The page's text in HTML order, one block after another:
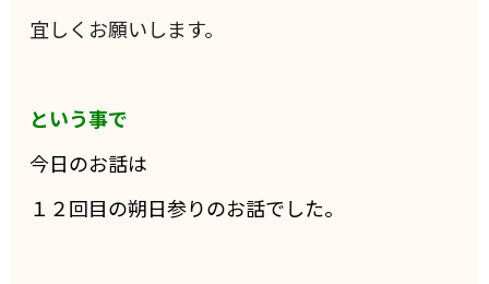
宜しくお願いします。
という事で
今日のお話は
１２回目の朔日参りのお話でした。